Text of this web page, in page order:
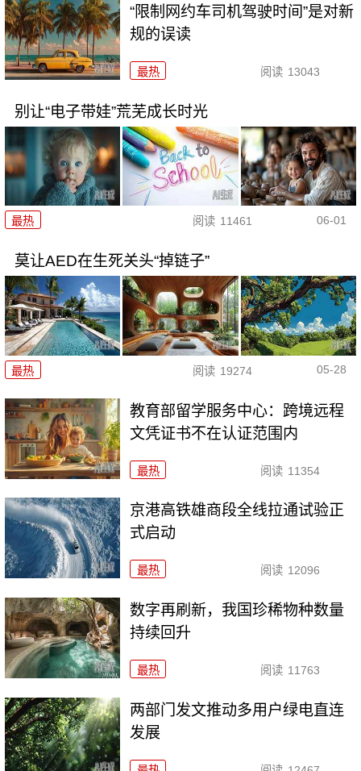
“限制网约车司机驾驶时间”是对新
规的误读
最热 阅读 13043
别让“电子带娃”荒芜成长时光
最热 阅读 11461 06-01
莫让AED在生死关头“掉链子”
最热 阅读 19274 05-28
教育部留学服务中心：跨境远程
文凭证书不在认证范围内
最热 阅读 11354
京港高铁雄商段全线拉通试验正
式启动
最热 阅读 12096
数字再刷新，我国珍稀物种数量
持续回升
最热 阅读 11763
两部门发文推动多用户绿电直连
发展